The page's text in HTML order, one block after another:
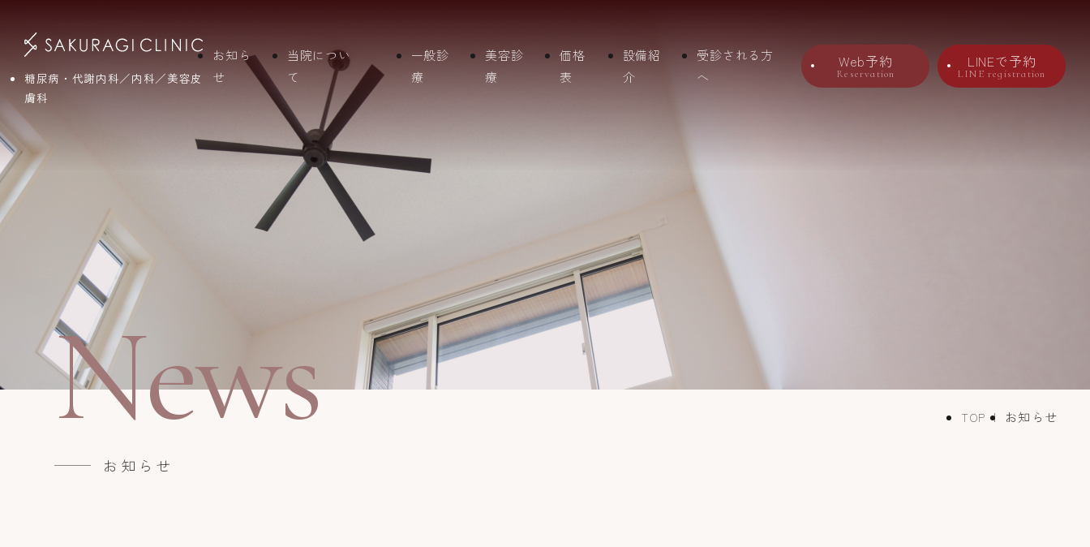
糖尿病・代謝内科／内科／美容皮
膚科
お知ら
せ
当院につい
て
一般診
療
美容診
療
価格
表
設備紹
介
受診される方
へ
Web予約
Reservation
LINEで予約
LINE registration
News
お知らせ
TOP お知らせ